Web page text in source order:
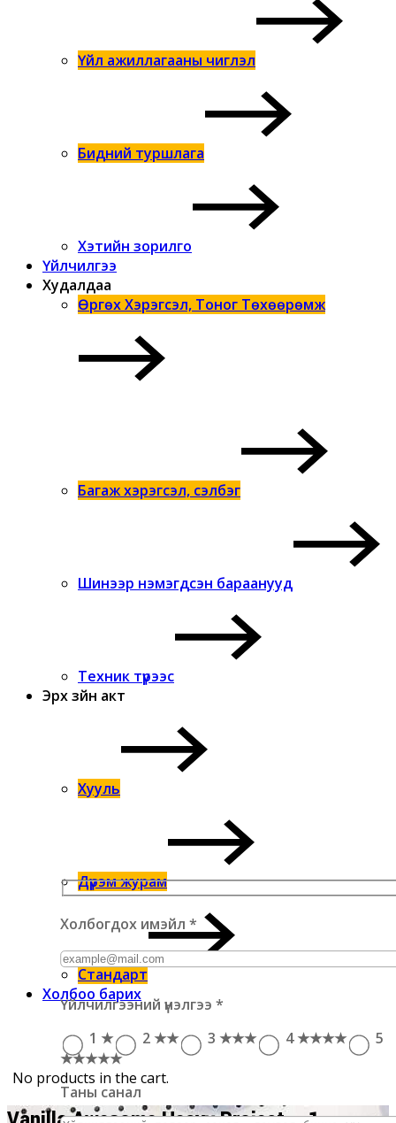
Үйл ажиллагааны чиглэл
Бидний туршлага
Хэтийн зорилго
Үйлчилгээ
Худалдаа
Өргөх Хэрэгсэл, Тоног Төхөөрөмж
Багаж хэрэгсэл, сэлбэг
Шинээр нэмэгдсэн бараанууд
Техник түрээс
Эрх зүйн акт
Хууль
Дүрэм журам
Стандарт
Холбоо барих
No products in the cart.
Холбогдох имэйл *
Үйлчилгээний үнэлгээ *
1 ★
2 ★★ 3 ★★★ 4 ★★★★
5
★★★★★
Таны санал